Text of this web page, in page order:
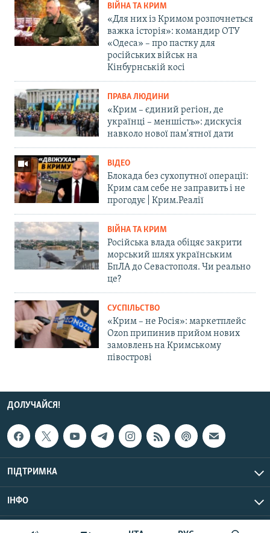
ВІЙНА ТА КРИМ
«Для них із Кримом розпочнеться
важка історія»: командир ОТУ
«Одеса» – про пастку для
російських військ на
Кінбурнській косі
ПРАВА ЛЮДИНИ
«Крим – єдиний регіон, де
українці – меншість»: дискусія
навколо нової пам'ятної дати
ВІДЕО
Блокада без сухопутної операції:
Крим сам себе не заправить і не
прогодує | Крим.Реалії
ВІЙНА ТА КРИМ
Російська влада обіцяє закрити
морський шлях українським
БпЛА до Севастополя. Чи реально
це?
СУСПІЛЬСТВО
«Крим – не Росія»: маркетплейс
Ozon припинив прийом нових
замовлень на Кримському
півострові
ДОЛУЧАЙСЯ!
ПІДТРИМКА
ІНФО